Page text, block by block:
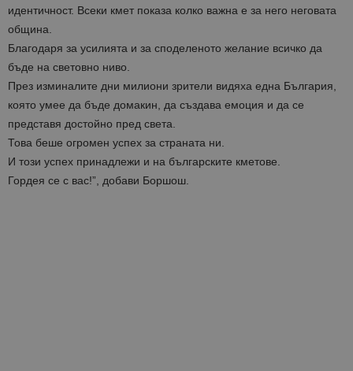
идентичност. Всеки кмет показа колко важна е за него неговата
община.
Благодаря за усилията и за споделеното желание всичко да
бъде на световно ниво.
През изминалите дни милиони зрители видяха една България,
която умее да бъде домакин, да създава емоция и да се
представя достойно пред света.
Това беше огромен успех за страната ни.
И този успех принадлежи и на българските кметове.
Гордея се с вас!”, добави Боршош.